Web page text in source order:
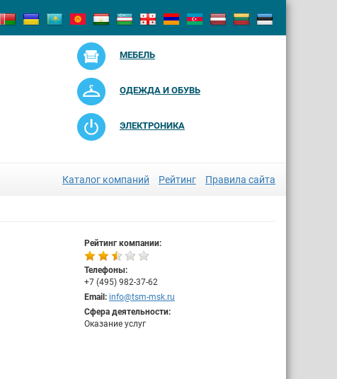
МЕБЕЛЬ
ОДЕЖДА И ОБУВЬ
ЭЛЕКТРОНИКА
Каталог компаний Рейтинг Правила сайта
Рейтинг компании:
Телефоны:
+7 (495) 982-37-62
Email: info@tsm-msk.ru
Сфера деятельности:
Оказание услуг